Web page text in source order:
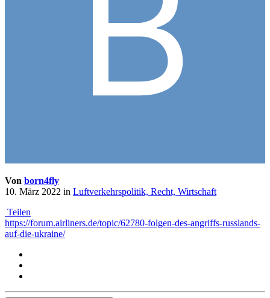
Von born4fly
10. März 2022 in Luftverkehrspolitik, Recht, Wirtschaft
Teilen
https://forum.airliners.de/topic/62780-folgen-des-angriffs-russlands-
auf-die-ukraine/